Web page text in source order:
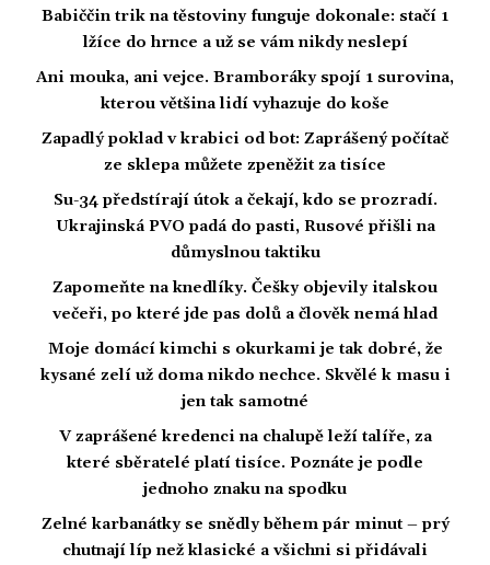
Babiččin trik na těstoviny funguje dokonale: stačí 1
lžíce do hrnce a už se vám nikdy neslepí
Ani mouka, ani vejce. Bramboráky spojí 1 surovina,
kterou většina lidí vyhazuje do koše
Zapadlý poklad v krabici od bot: Zaprášený počítač
ze sklepa můžete zpeněžit za tisíce
Su-34 předstírají útok a čekají, kdo se prozradí.
Ukrajinská PVO padá do pasti, Rusové přišli na
důmyslnou taktiku
Zapomeňte na knedlíky. Češky objevily italskou
večeři, po které jde pas dolů a člověk nemá hlad
Moje domácí kimchi s okurkami je tak dobré, že
kysané zelí už doma nikdo nechce. Skvělé k masu i
jen tak samotné
V zaprášené kredenci na chalupě leží talíře, za
které sběratelé platí tisíce. Poznáte je podle
jednoho znaku na spodku
Zelné karbanátky se snědly během pár minut – prý
chutnají líp než klasické a všichni si přidávali